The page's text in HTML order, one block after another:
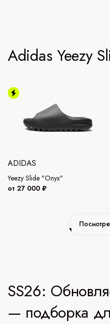
Adidas Yeezy
ADIDAS
Yeezy Slide "Onyx"
от 27 000 ₽
SS26:
— подборка